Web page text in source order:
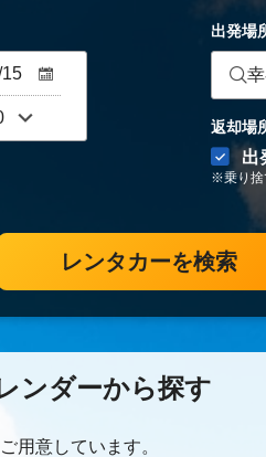
出発場
返却場
出
※乗り捨
レンタカーを検索
ンダーから探す
ご用意しています。